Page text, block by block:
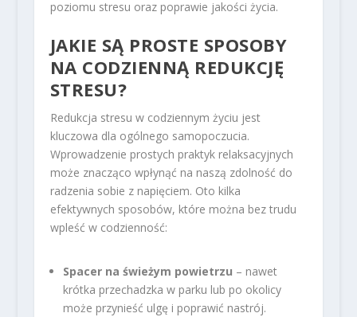
poziomu stresu oraz poprawie jakości życia.
JAKIE SĄ PROSTE SPOSOBY
NA CODZIENNĄ REDUKCJĘ
STRESU?
Redukcja stresu w codziennym życiu jest
kluczowa dla ogólnego samopoczucia.
Wprowadzenie prostych praktyk relaksacyjnych
może znacząco wpłynąć na naszą zdolność do
radzenia sobie z napięciem. Oto kilka
efektywnych sposobów, które można bez trudu
wpleść w codzienność:
Spacer na świeżym powietrzu – nawet
krótka przechadzka w parku lub po okolicy
może przynieść ulgę i poprawić nastrój.